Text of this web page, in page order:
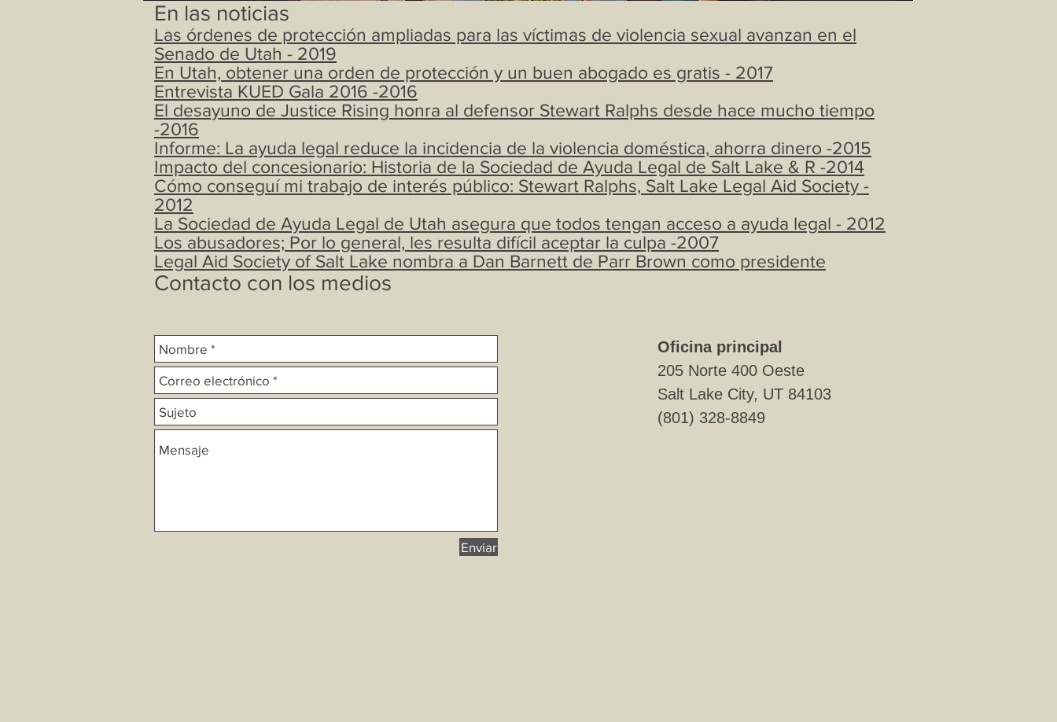
En las noticias
Las órdenes de protección ampliadas para las víctimas de violencia sexual avanzan en el
Senado de Utah - 2019
En Utah, obtener una orden de protección y un buen abogado es gratis - 2017
Entrevista KUED Gala 2016 -2016
El desayuno de Justice Rising honra al defensor Stewart Ralphs desde hace mucho tiempo
-2016
Informe: La ayuda legal reduce la incidencia de la violencia doméstica, ahorra dinero -2015
Impacto del concesionario: Historia de la Sociedad de Ayuda Legal de Salt Lake & R -2014
Cómo conseguí mi trabajo de interés público: Stewart Ralphs, Salt Lake Legal Aid Society -
2012
La Sociedad de Ayuda Legal de Utah asegura que todos tengan acceso a ayuda legal - 2012
Los abusadores; Por lo general, les resulta difícil aceptar la culpa -2007
Legal Aid Society of Salt Lake nombra a Dan Barnett de Parr Brown como presidente
Contacto con los medios
Enviar
Oficina principal
205 Norte 400 Oeste
Salt Lake City, UT 84103
(801) 328-8849